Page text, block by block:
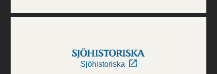
Sjöhistoriska